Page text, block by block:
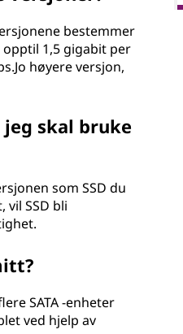
bestemmer
opptil 1,5 gigabit per
høyere versjon,
skal bruke
som SSD du
vil SSD bli
SATA -enheter
ved hjelp av